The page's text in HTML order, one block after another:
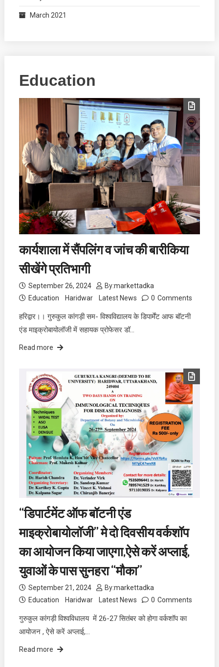
March 2021
Education
कार्यशाला में सैंपलिंग व जांच की बारीकिया
सीखेंगे प्रतिभागी
September 26, 2024 By:markettadka
Education
Haridwar Latest News 0 Comments
हरिद्वार।। गुरुकुल कांगड़ी सम- विश्वविद्यालय के डिपार्मेंट आफ बॉटनी
एंड माइक्रोबायोलॉजी में सहायक प्रोफेसर डॉ…
Read more
“डिपार्टमेंट ऑफ बॉटनी एंड
माइक्रोबायोलॉजी” मे दो दिवसीय वर्कशॉप
का आयोजन किया जाएगा,ऐसे करें अप्लाई,
युवाओं के पास सुनहरा “मौका”
September 21, 2024 By:markettadka
Education
Haridwar Latest News 0 Comments
गुरुकुल कांगड़ी विश्वविधालय में 26-27 सितंबर को होगा वर्कशॉप का
आयोजन , ऐसे करें अप्लाई,…
Read more